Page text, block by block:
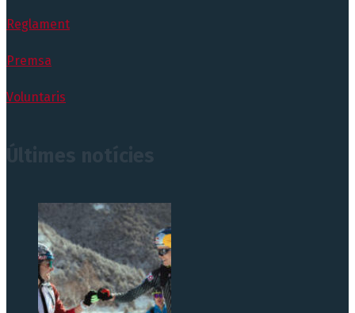
Reglament
Premsa
Voluntaris